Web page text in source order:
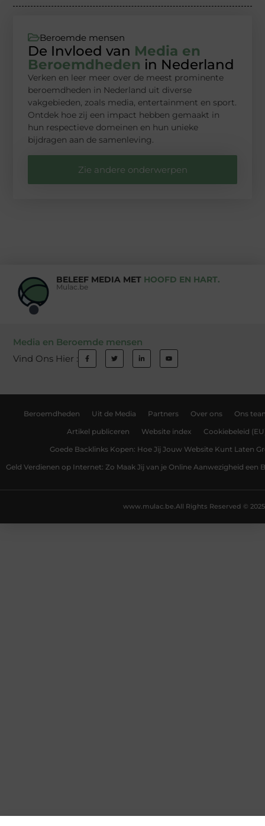
Beroemde mensen
De Invloed van Media en
Beroemdheden in Nederland
Verken en leer meer over de meest prominente
beroemdheden in Nederland uit diverse
vakgebieden, zoals media, entertainment en sport.
Ontdek hoe zij een impact hebben gemaakt in
hun respectieve domeinen en hun unieke
bijdragen aan de samenleving.
Zie andere onderwerpen
BELEEF MEDIA MET HOOFD EN HART.
Mulac.be
Media en Beroemde mensen
Vind Ons Hier :
Beroemdheden Uit de Media Partners Over ons Ons
Artikel publiceren Website index Cookiebeleid
Goede Backlinks Kopen: Hoe Jij Jouw Website Kunt Laten
Geld Verdienen op Internet: Zo Maak Jij van je Online Aanwezigheid een
All Rights Reserved © 2025
www.mulac.be.